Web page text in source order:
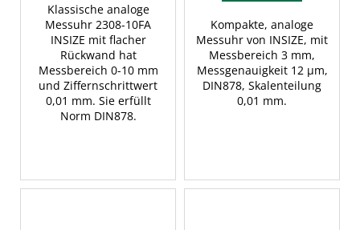
Klassische analoge
Messuhr 2308-10FA
INSIZE mit flacher
Rückwand hat
Messbereich 0-10 mm
und Ziffernschrittwert
0,01 mm. Sie erfüllt
Norm DIN878.
Kompakte, analoge
Messuhr von INSIZE, mit
Messbereich 3 mm,
Messgenauigkeit 12 μm,
DIN878, Skalenteilung
0,01 mm.